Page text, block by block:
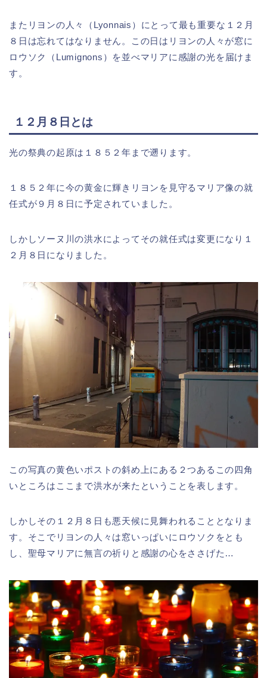
またリヨンの人々（Lyonnais）にとって最も重要な１２月
８日は忘れてはなりません。この日はリヨンの人々が窓に
ロウソク（Lumignons）を並べマリアに感謝の光を届けま
す。
１２月８日とは
光の祭典の起原は１８５２年まで遡ります。
１８５２年に今の黄金に輝きリヨンを見守るマリア像の就
任式が９月８日に予定されていました。
しかしソーヌ川の洪水によってその就任式は変更になり１
２月８日になりました。
この写真の黄色いポストの斜め上にある２つあるこの四角
いところはここまで洪水が来たということを表します。
しかしその１２月８日も悪天候に見舞われることとなりま
す。そこでリヨンの人々は窓いっぱいにロウソクをとも
し、聖母マリアに無言の祈りと感謝の心をささげた…